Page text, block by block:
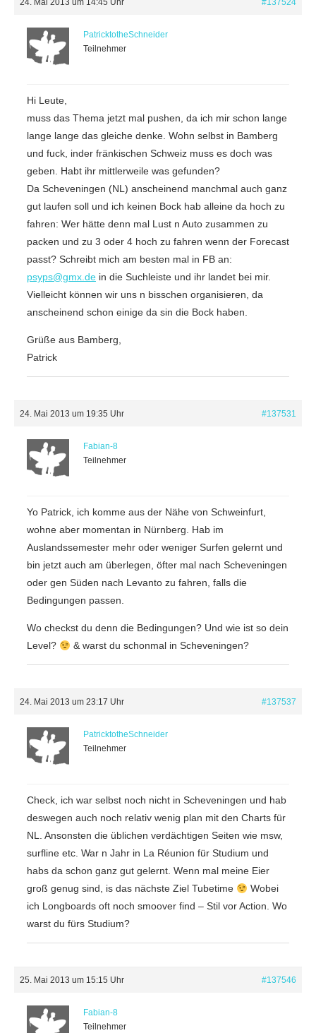
24. Mai 2013 um 14:45 Uhr #137524
PatricktotheSchneider
Teilnehmer
Hi Leute,
muss das Thema jetzt mal pushen, da ich mir schon lange
lange lange das gleiche denke. Wohn selbst in Bamberg
und fuck, inder fränkischen Schweiz muss es doch was
geben. Habt ihr mittlerweile was gefunden?
Da Scheveningen (NL) anscheinend manchmal auch ganz
gut laufen soll und ich keinen Bock hab alleine da hoch zu
fahren: Wer hätte denn mal Lust n Auto zusammen zu
packen und zu 3 oder 4 hoch zu fahren wenn der Forecast
passt? Schreibt mich am besten mal in FB an:
psyps@gmx.de in die Suchleiste und ihr landet bei mir.
Vielleicht können wir uns n bisschen organisieren, da
anscheinend schon einige da sin die Bock haben.
Grüße aus Bamberg,
Patrick
24. Mai 2013 um 19:35 Uhr #137531
Fabian-8
Teilnehmer
Yo Patrick, ich komme aus der Nähe von Schweinfurt,
wohne aber momentan in Nürnberg. Hab im
Auslandssemester mehr oder weniger Surfen gelernt und
bin jetzt auch am überlegen, öfter mal nach Scheveningen
oder gen Süden nach Levanto zu fahren, falls die
Bedingungen passen.
Wo checkst du denn die Bedingungen? Und wie ist so dein
Level?
& warst du schonmal in Scheveningen?
24. Mai 2013 um 23:17 Uhr #137537
PatricktotheSchneider
Teilnehmer
Check, ich war selbst noch nicht in Scheveningen und hab
deswegen auch noch relativ wenig plan mit den Charts für
NL. Ansonsten die üblichen verdächtigen Seiten wie msw,
surfline etc. War n Jahr in La Réunion für Studium und
habs da schon ganz gut gelernt. Wenn mal meine Eier
groß genug sind, is das nächste Ziel Tubetime
Wobei
ich Longboards oft noch smoover find – Stil vor Action. Wo
warst du fürs Studium?
25. Mai 2013 um 15:15 Uhr #137546
Fabian-8
Teilnehmer